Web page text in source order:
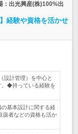
：出光興産(株)100%出
経験や資格を活かせ
設計管理）を中心と
。◆持っている経験を
基本設計に関する経
者などの資格も活か